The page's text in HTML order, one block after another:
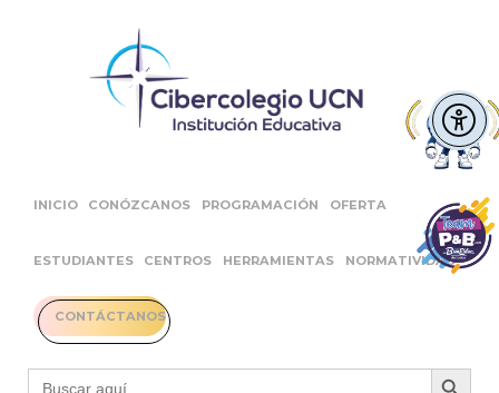
INICIO CONÓZCANOS PROGRAMACIÓN OFERTA
ESTUDIANTES CENTROS HERRAMIENTAS NORMATIVIDAD
CONTÁCTANOS
Buscar: Botón